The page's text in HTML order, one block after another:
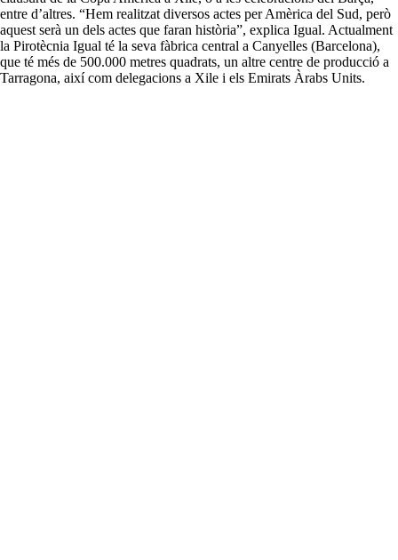
entre d’altres. “Hem realitzat diversos actes per Amèrica del Sud, però
aquest serà un dels actes que faran història”, explica Igual. Actualment
la Pirotècnia Igual té la seva fàbrica central a Canyelles (Barcelona),
que té més de 500.000 metres quadrats, un altre centre de producció a
Tarragona, així com delegacions a Xile i els Emirats Àrabs Units.